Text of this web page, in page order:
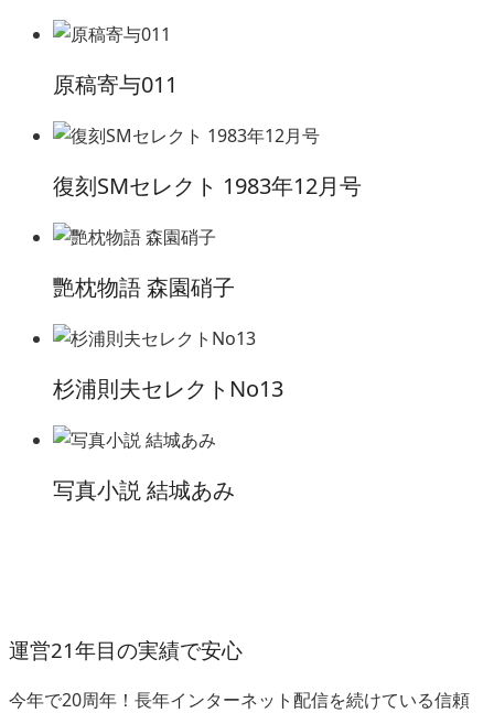
原稿寄与011
復刻SMセレクト 1983年12月号
艷枕物語 森園硝子
杉浦則夫セレクトNo13
写真小説 結城あみ
運営21年目の実績で安心
今年で20周年！長年インターネット配信を続けている信頼